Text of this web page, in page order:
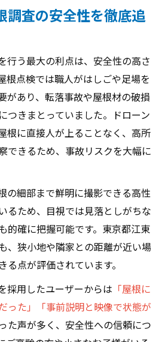
が選ばれる理由を解説
根調査時の法令遵守の重要性
要な飛行許可の取得方法
るべきドローン運用ルール
めの事前確認ポイント
ぐ屋根調査のコツ
ン調査の相性を徹底解説
根調査が塗装計画を最適化
積もり精度を高める調査方法
かした塗装工法の選び方
で補修提案の幅が広がる理由
ローン調査の費用対効果
悟
調査・外壁塗装・屋根リフォ
なら、株式会社LEXCEEDへご相
調査の安全性を徹底追
行う最大の利点は、安全性の高さ
根点検では職人がはしごや足場を
があり、転落事故や屋根材の破損
つきまとっていました。ドローン
根に直接人が上ることなく、高所
できるため、事故リスクを大幅に
の細部まで鮮明に撮影できる高性
るため、目視では見落としがちな
的確に把握可能です。東京都江東
、狭小地や隣家との距離が近い場
点が評価されています。
採用したユーザーからは 「屋根に
った」「事前説明と映像で状態が
た声が多く、安全性への信頼につ